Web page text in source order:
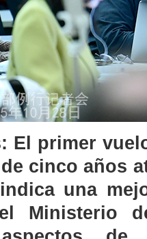
El primer
cinco años
una
Ministerio